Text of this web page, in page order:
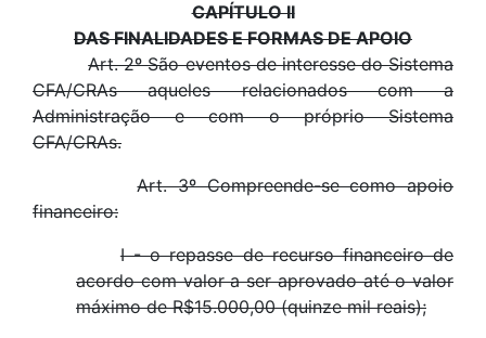
CAPÍTULO II
DAS FINALIDADES E FORMAS DE APOIO
Art. 2º São eventos de interesse do Sistema
CFA/CRAs aqueles relacionados com a
Administração e com o próprio Sistema
CFA/CRAs.
Art. 3º Compreende-se como apoio
financeiro:
I - o repasse de recurso financeiro de
acordo com valor a ser aprovado até o valor
máximo de R$15.000,00 (quinze mil reais);